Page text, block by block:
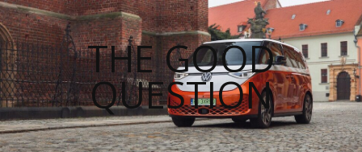
THE GOOD
QUESTION